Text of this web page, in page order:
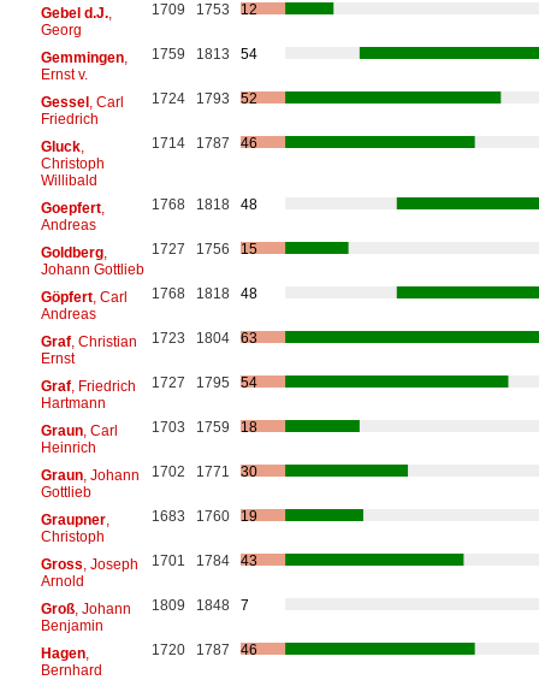
Gebel d.J.,
Georg
1709 1753 12
Gemmingen,
Ernst v.
1759 1813 54
Gessel, Carl
Friedrich
1724 1793 52
Gluck,
Christoph
Willibald
1714 1787 46
Goepfert,
Andreas
1768 1818 48
Goldberg,
Johann Gottlieb
1727 1756 15
Göpfert, Carl
Andreas
1768 1818 48
Graf, Christian
Ernst
1723 1804 63
Graf, Friedrich
Hartmann
1727 1795 54
Graun, Carl
Heinrich
1703 1759 18
Graun, Johann
Gottlieb
1702 1771 30
Graupner,
Christoph
1683 1760 19
Gross , Joseph
Arnold
1701 1784 43
Groß, Johann
Benjamin
1809 1848 7
Hagen,
Bernhard
1720 1787 46